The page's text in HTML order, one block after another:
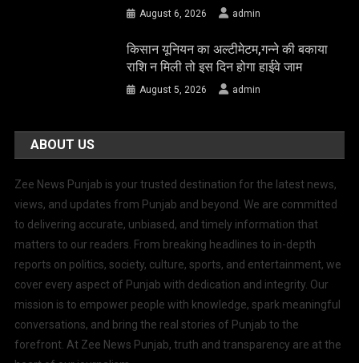
August 6, 2026 admin
किसान यूनियन का अल्टीमेटम,गन्ने की बकाया
राशि न मिली तो इस दिन होगा हाईवे जाम
August 5, 2026 admin
ABOUT US
Zee News Punjab is your trusted destination for the latest news,
views, and updates from Punjab and beyond. We are committed
to delivering accurate, unbiased, and timely information that
matters to our readers. From breaking headlines to in-depth
reports on politics, society, culture, sports, and entertainment, we
cover every aspect of Punjab with dedication and integrity. Our
mission is to empower people with knowledge, spark meaningful
conversations, and bring the real stories of Punjab to the
forefront. At Zee News Punjab, truth and transparency are at the